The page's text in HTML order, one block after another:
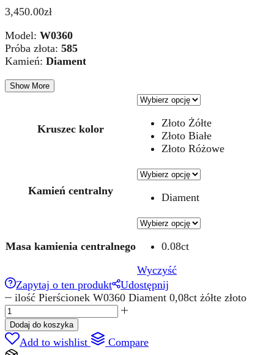
3,450.00zł
Model: W0360
Próba złota: 585
Kamień: Diament
Show More
Kruszec kolor
Złoto Żółte
Złoto Białe
Złoto Różowe
Kamień centralny
Diament
Masa kamienia centralnego
0.08ct
Wyczyść
Zapytaj o ten produkt
Udostępnij
ilość Pierścionek W0360 Diament 0,08ct żółte złoto
Dodaj do koszyka
Add to wishlist Compare